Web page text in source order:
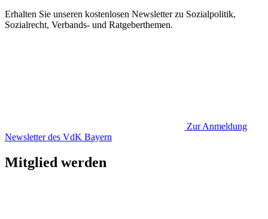
Erhalten Sie unseren kostenlosen Newsletter zu Sozialpolitik,
Sozialrecht, Verbands- und Ratgeberthemen.
Zur Anmeldung
Newsletter des VdK Bayern
Mitglied werden